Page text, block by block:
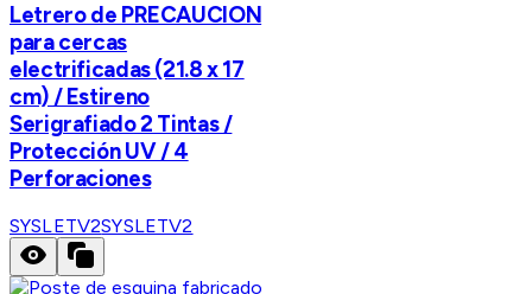
Letrero de PRECAUCION
para cercas
electrificadas (21.8 x 17
cm) / Estireno
Serigrafiado 2 Tintas /
Protección UV / 4
Perforaciones
SYSLETV2SYSLETV2